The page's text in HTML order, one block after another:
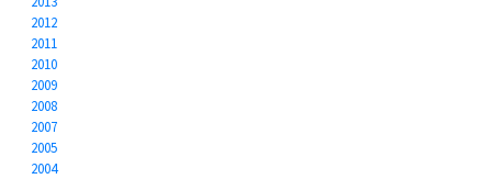
2012
2011
2010
2009
2008
2007
2005
2004